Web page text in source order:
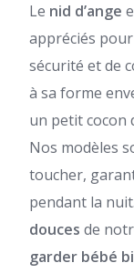
Le nid d’ange
appréciés
sécurité et de
à sa forme
un petit cocon
Nos modèles
toucher,
pendant la
douces de
garder bébé